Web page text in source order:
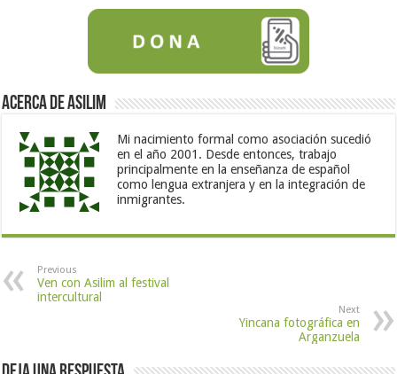
Acerca de Asilim
Mi nacimiento formal como asociación sucedió
en el año 2001. Desde entonces, trabajo
principalmente en la enseñanza de español
como lengua extranjera y en la integración de
inmigrantes.
Previous
Ven con Asilim al festival
intercultural
Next
Yincana fotográfica en
Arganzuela